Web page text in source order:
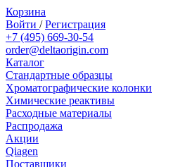
Корзина
Войти /Регистрация
+7 (495) 669-30-54
order@deltaorigin.com
Каталог
Стандартные образцы
Хроматографические колонки
Химические реактивы
Расходные материалы
Распродажа
Акции
Qiagen
Поставщики